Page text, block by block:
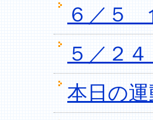
６／５
５／２
本日の